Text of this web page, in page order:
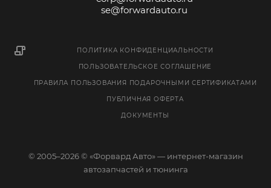
se@forwardauto.ru
ПОЛИТИКА КОНФИДЕНЦИАЛЬНОСТИ
ПОЛЬЗОВАТЕЛЬСКОЕ СОГЛАШЕНИЕ
ПРАВИЛА ПОЛЬЗОВАНИЯ ПОДАРОЧНЫМИ СЕРТИФИКАТАМИ
ПУБЛИЧНАЯ ОФЕРТА
ДОКУМЕНТЫ
© 2005–2026 © «Форвард Авто» — интернет-магазин
автозапчастей и тюнинга